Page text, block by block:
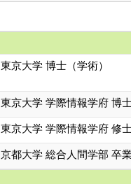
東京大学 博士（学術）
東京大学 学際情報学府 博
東京大学 学際情報学府 修
京都大学 総合人間学部 卒